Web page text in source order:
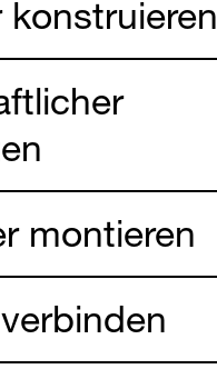
konstruieren
montieren